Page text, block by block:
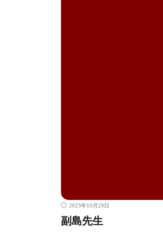
2023年10月29日
副島先生